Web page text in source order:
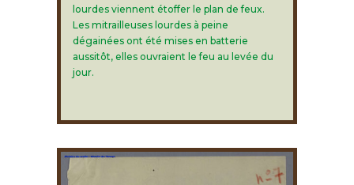
lourdes viennent étoffer le plan de feux.
Les mitrailleuses lourdes à peine
dégainées ont été mises en batterie
aussitôt, elles ouvraient le feu au levée du
jour.